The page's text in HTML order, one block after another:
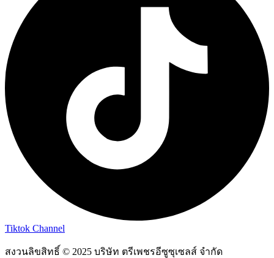
Tiktok Channel
สงวนลิขสิทธิ์ © 2025 บริษัท ตรีเพชรอีซูซุเซลส์ จำกัด